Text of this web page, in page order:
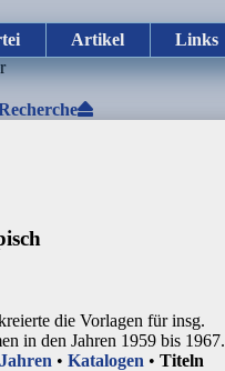
Artikel Links
die Vorlagen für insg.
in den Jahren 1959 bis 1967.
Jahren • Katalogen • Titeln